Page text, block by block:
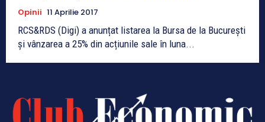
Opinii 11 Aprilie 2017
RCS&RDS (Digi) a anunțat listarea la Bursa de la București
și vânzarea a 25% din acțiunile sale în luna...